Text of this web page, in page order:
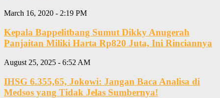
March 16, 2020 - 2:19 PM
Kepala Bappelitbang Sumut Dikky Anugerah
Panjaitan Miliki Harta Rp820 Juta, Ini Rinciannya
August 25, 2025 - 6:52 AM
IHSG 6.355,65, Jokowi: Jangan Baca Analisa di
Medsos yang Tidak Jelas Sumbernya!